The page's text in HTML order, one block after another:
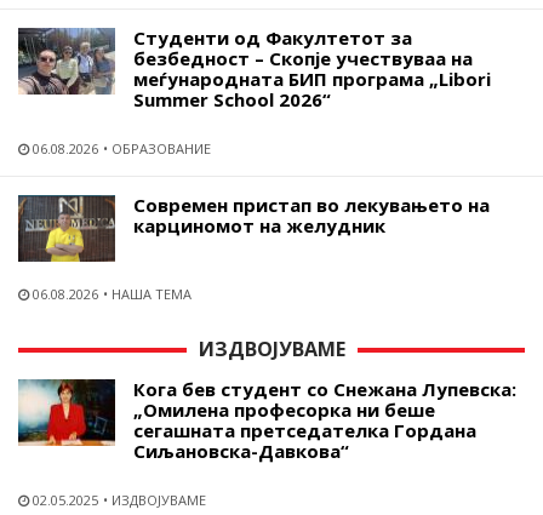
Студенти од Факултетот за
безбедност – Скопје учествуваа на
меѓународната БИП програма „Libori
Summer School 2026“
06.08.2026 ОБРАЗОВАНИЕ
Современ пристап во лекувањето на
карциномот на желудник
06.08.2026 НАША ТЕМА
ИЗДВОЈУВАМЕ
Кога бев студент со Снежана Лупевска:
„Омилена професорка ни беше
сегашната претседателка Гордана
Сиљановска-Давкова“
02.05.2025 ИЗДВОЈУВАМЕ